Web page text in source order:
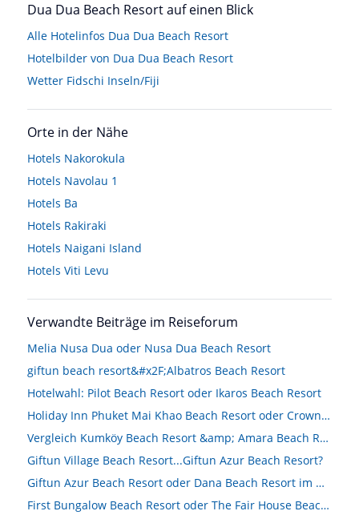
Dua Dua Beach Resort auf einen Blick
Alle Hotelinfos Dua Dua Beach Resort
Hotelbilder von Dua Dua Beach Resort
Wetter Fidschi Inseln/Fiji
Orte in der Nähe
Hotels Nakorokula
Hotels Navolau 1
Hotels Ba
Hotels Rakiraki
Hotels Naigani Island
Hotels Viti Levu
Verwandte Beiträge im Reiseforum
Melia Nusa Dua oder Nusa Dua Beach Resort
giftun beach resort&#x2F;Albatros Beach Resort
Hotelwahl: Pilot Beach Resort oder Ikaros Beach Resort
Holiday Inn Phuket Mai Khao Beach Resort oder Crowne Plaza Resort Phuket Panwa Beach Resort
Vergleich Kumköy Beach Resort &amp; Amara Beach Resort
Giftun Village Beach Resort...Giftun Azur Beach Resort?
Giftun Azur Beach Resort oder Dana Beach Resort im März?
First Bungalow Beach Resort oder The Fair House Beach Resort